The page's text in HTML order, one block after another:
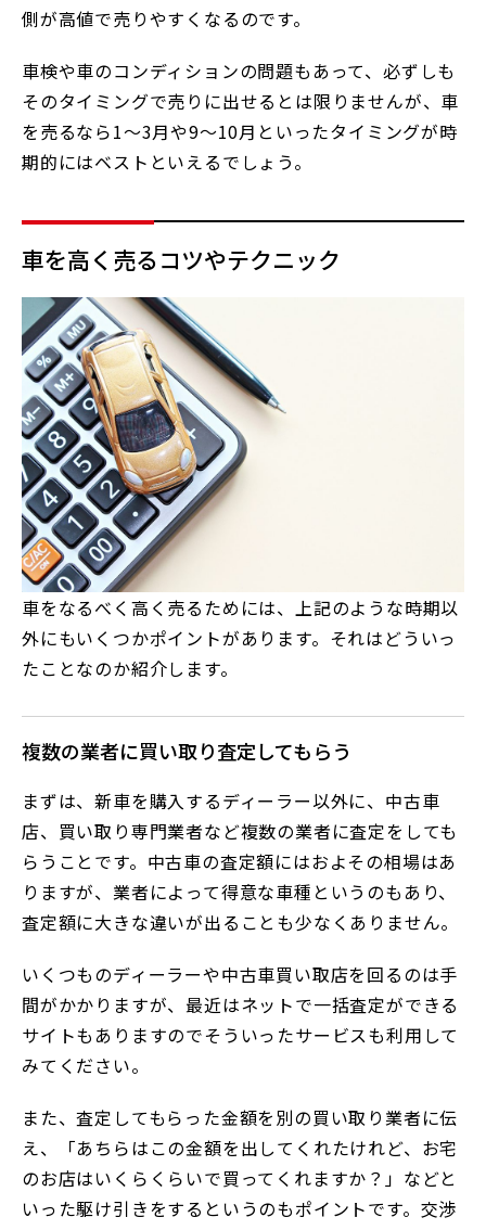
側が高値で売りやすくなるのです。
車検や車のコンディションの問題もあって、必ずしも
そのタイミングで売りに出せるとは限りませんが、車
を売るなら1～3月や9～10月といったタイミングが時
期的にはベストといえるでしょう。
車を高く売るコツやテクニック
車をなるべく高く売るためには、上記のような時期以
外にもいくつかポイントがあります。それはどういっ
たことなのか紹介します。
複数の業者に買い取り査定してもらう
まずは、新車を購入するディーラー以外に、中古車
店、買い取り専門業者など複数の業者に査定をしても
らうことです。中古車の査定額にはおよその相場はあ
りますが、業者によって得意な車種というのもあり、
査定額に大きな違いが出ることも少なくありません。
いくつものディーラーや中古車買い取店を回るのは手
間がかかりますが、最近はネットで一括査定ができる
サイトもありますのでそういったサービスも利用して
みてください。
また、査定してもらった金額を別の買い取り業者に伝
え、「あちらはこの金額を出してくれたけれど、お宅
のお店はいくらくらいで買ってくれますか？」などと
いった駆け引きをするというのもポイントです。交渉